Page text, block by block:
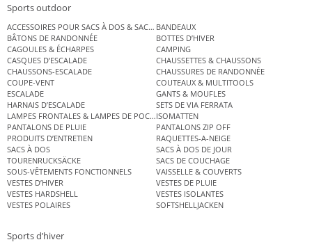
Sports outdoor
ACCESSOIRES POUR SACS À DOS & SACS ÉTANCHES
BANDEAUX
BÂTONS DE RANDONNÉE
BOTTES D’HIVER
CAGOULES & ÉCHARPES
CAMPING
CASQUES D’ESCALADE
CHAUSSETTES & CHAUSSONS
CHAUSSONS-ESCALADE
CHAUSSURES DE RANDONNÉE
COUPE-VENT
COUTEAUX & MULTITOOLS
ESCALADE
GANTS & MOUFLES
HARNAIS D’ESCALADE
SETS DE VIA FERRATA
LAMPES FRONTALES & LAMPES DE POCHEISOMATTEN
PANTALONS DE PLUIE
PANTALONS ZIP OFF
PRODUITS D’ENTRETIEN
RAQUETTES-A-NEIGE
SACS À DOS
SACS À DOS DE JOUR
TOURENRUCKSÄCKE
SACS DE COUCHAGE
SOUS-VÊTEMENTS FONCTIONNELS
VAISSELLE & COUVERTS
VESTES D’HIVER
VESTES DE PLUIE
VESTES HARDSHELL
VESTES ISOLANTES
VESTES POLAIRES
SOFTSHELLJACKEN
Sports d’hiver